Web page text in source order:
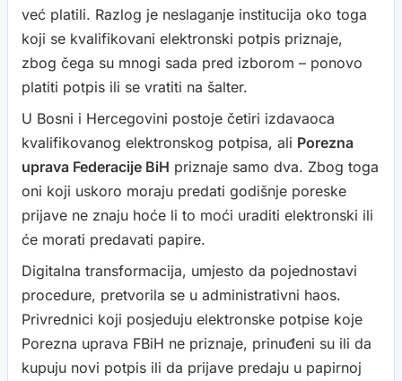
već platili. Razlog je neslaganje institucija oko toga
koji se kvalifikovani elektronski potpis priznaje,
zbog čega su mnogi sada pred izborom – ponovo
platiti potpis ili se vratiti na šalter.
U Bosni i Hercegovini postoje četiri izdavaoca
kvalifikovanog elektronskog potpisa, ali Porezna
uprava Federacije BiH priznaje samo dva. Zbog toga
oni koji uskoro moraju predati godišnje poreske
prijave ne znaju hoće li to moći uraditi elektronski ili
će morati predavati papire.
Digitalna transformacija, umjesto da pojednostavi
procedure, pretvorila se u administrativni haos.
Privrednici koji posjeduju elektronske potpise koje
Porezna uprava FBiH ne priznaje, prinuđeni su ili da
kupuju novi potpis ili da prijave predaju u papirnoj